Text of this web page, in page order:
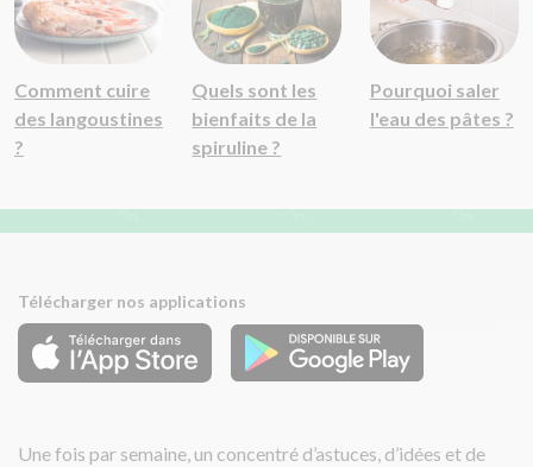
Comment cuire
des langoustines
?
Quels sont les
bienfaits de la
spiruline ?
Pourquoi saler
l'eau des pâtes ?
Télécharger nos applications
Une fois par semaine, un concentré d’astuces, d’idées et de